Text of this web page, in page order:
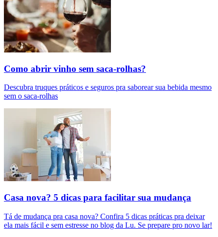
Como abrir vinho sem saca-rolhas?
Descubra truques práticos e seguros pra saborear sua bebida mesmo
sem o saca-rolhas
Casa nova? 5 dicas para facilitar sua mudança
Tá de mudança pra casa nova? Confira 5 dicas práticas pra deixar
ela mais fácil e sem estresse no blog da Lu. Se prepare pro novo lar!